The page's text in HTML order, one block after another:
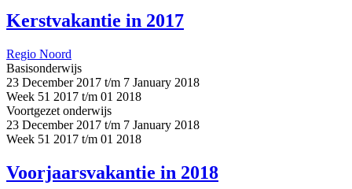
Kerstvakantie in 2017
Regio Noord
Basisonderwijs
23 December 2017 t/m 7 January 2018
Week 51 2017 t/m 01 2018
Voortgezet onderwijs
23 December 2017 t/m 7 January 2018
Week 51 2017 t/m 01 2018
Voorjaarsvakantie in 2018